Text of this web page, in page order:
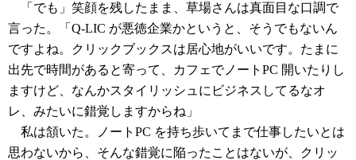
「でも」笑顔を残したまま、草場さんは真面目な口調で
言った。「Q-LIC が悪徳企業かというと、そうでもないん
ですよね。クリックブックスは居心地がいいです。たまに
出先で時間があると寄って、カフェでノートPC 開いたりし
ますけど、なんかスタイリッシュにビジネスしてるなオ
レ、みたいに錯覚しますからね」
私は頷いた。ノートPC を持ち歩いてまで仕事したいとは
思わないから、そんな錯覚に陥ったことはないが、クリッ